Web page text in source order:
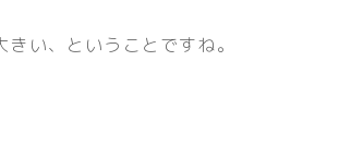
い、ということですね。